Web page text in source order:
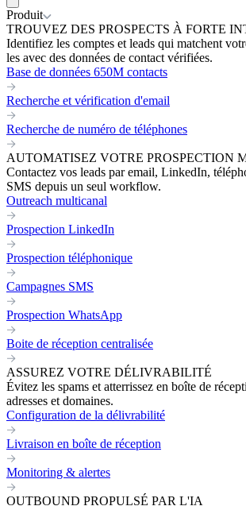
Produit
TROUVEZ DES PROSPECTS À FORTE
Identifiez les comptes et leads qui matchent
les avec des données de contact vérifiées.
Base de données 650M contacts
Recherche et vérification d'email
Recherche de numéro de téléphones
AUTOMATISEZ VOTRE PROSPECTION
Contactez vos leads par email, LinkedIn,
SMS depuis un seul workflow.
Outreach multicanal
Prospection LinkedIn
Prospection téléphonique
Campagnes SMS
Prospection WhatsApp
Boite de réception centralisée
ASSUREZ VOTRE DÉLIVRABILITÉ
Évitez les spams et atterrissez en boîte de
adresses et domaines.
Configuration de la délivrabilité
Livraison en boîte de réception
Monitoring & alertes
OUTBOUND PROPULSÉ PAR L'IA